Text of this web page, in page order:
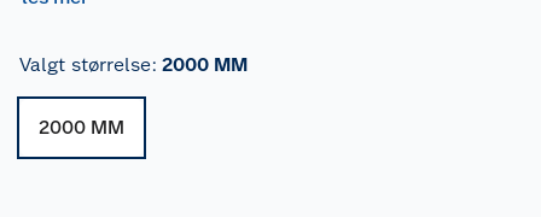
Valgt størrelse: 2000 MM
2000 MM